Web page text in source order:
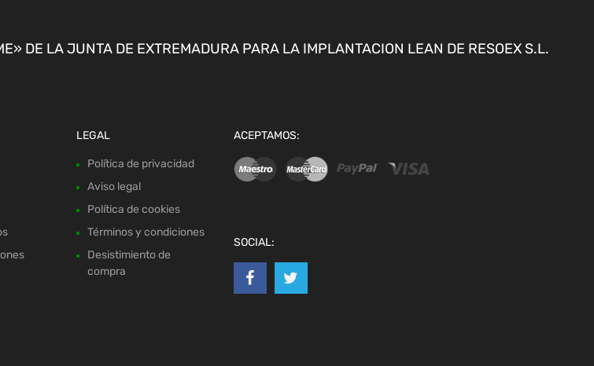
DE LA JUNTA DE EXTREMADURA PARA LA IMPLANTACION LEAN DE RESOEX S.L.
LEGAL
Política de privacidad
Aviso legal
Política de cookies
Términos y condiciones
Desistimiento de
compra
ACEPTAMOS:
SOCIAL: